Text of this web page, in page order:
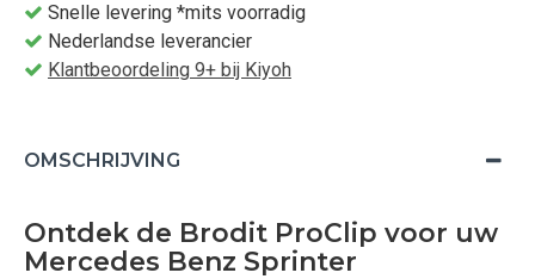
Snelle levering *mits voorradig
Nederlandse leverancier
Klantbeoordeling 9+ bij Kiyoh
OMSCHRIJVING
Ontdek de Brodit ProClip voor uw
Mercedes Benz Sprinter